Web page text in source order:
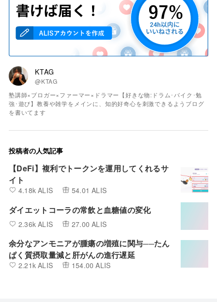
KTAG
@KTAG
塾講師×ブロガー×ファーマー×ドラマー【好きな物:ドラム･バイク･勉
強･遊び】教養や雑学をメインに、知的好奇心を刺激できるようブログ
を書いてます
投稿者の人気記事
【DeFi】複利でトークンを運用してくれるサ
イト
4.18k ALIS 54.01 ALIS
ダイエットコーラの常飲と血糖値の変化
2.36k ALIS 27.00 ALIS
余分なアンモニアが腫瘍の増殖に関与──たん
ぱく質摂取量減と肝がんの進行遅延
2.21k ALIS 154.00 ALIS